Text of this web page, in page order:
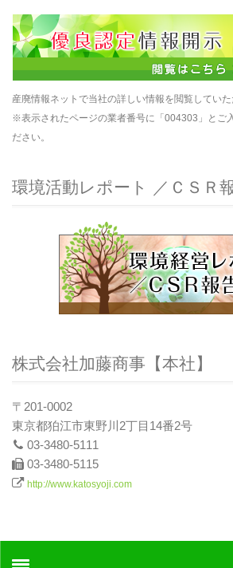
産廃情報ネットで当社の詳しい情報を閲覧していた
※表示されたページの業者番号に「004303」とご
ださい。
環境活動レポート ／ＣＳＲ
株式会社加藤商事【本社】
〒201-0002
東京都狛江市東野川2丁目14番2号
03-3480-5111
03-3480-5115
http://www.katosyoji.com